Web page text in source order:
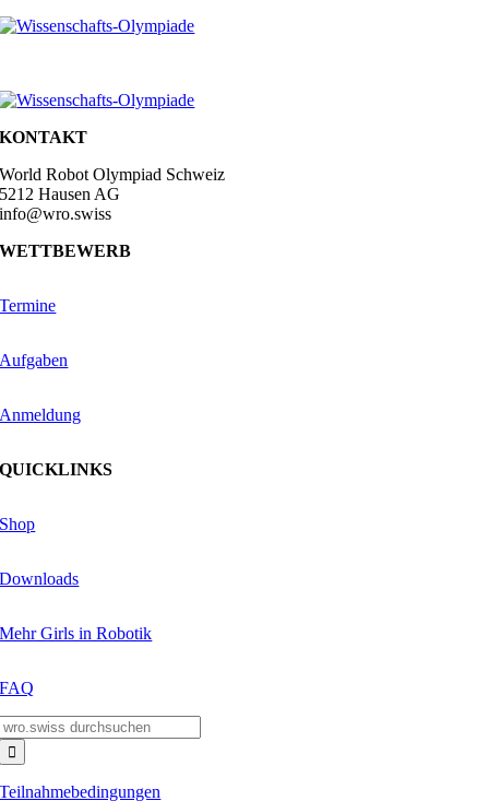
KONTAKT
World Robot Olympiad Schweiz
5212 Hausen AG
info@wro.swiss
WETTBEWERB
Termine
Aufgaben
Anmeldung
QUICKLINKS
Shop
Downloads
Mehr Girls in Robotik
FAQ
Teilnahmebedingungen